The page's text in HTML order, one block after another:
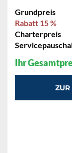
Grundpreis
Rabatt 15 %
Charterpreis
Ihr
ZUR